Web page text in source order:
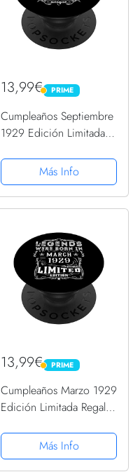
13,99€ PRIME
PRIME
Cumpleaños Septiembre
1929 Edición Limitada
PopSockets PopGrip
Intercambiable
Más Info
13,99€ PRIME
PRIME
Cumpleaños Marzo 1929
Edición Limitada Regalo
PopGrip Intercambiable
Más Info